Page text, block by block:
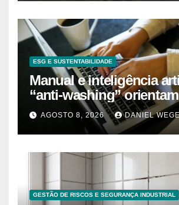
ESG E SUSTENTABILIDADE
Manual e inteligência
“anti-washing” orientam
empresas
AGOSTO 8, 2026 DANIEL
GESTÃO DE RISCOS E SEGURANÇA INDUSTRIAL